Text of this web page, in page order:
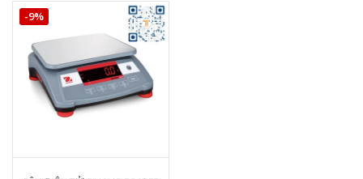
-9%